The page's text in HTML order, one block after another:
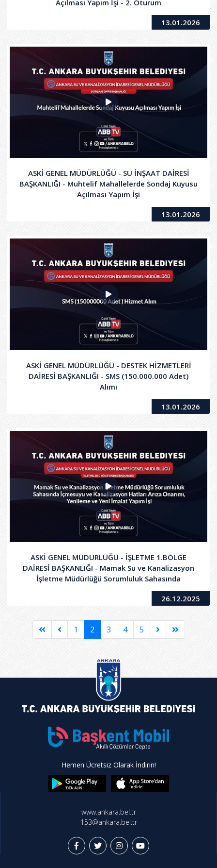
Açılması Yapım İşi - 2. Oturum
13.01.2026
ASKİ GENEL MÜDÜRLÜĞÜ - SU İNŞAAT DAİRESİ
BAŞKANLIĞI - Muhtelif Mahallelerde Sondaj Kuyusu
Açılması Yapım İşi
13.01.2026
ASKİ GENEL MÜDÜRLÜĞÜ - DESTEK HİZMETLERİ
DAİRESİ BAŞKANLIĞI - SMS (150.000.000 Adet)
Alımı
13.01.2026
ASKİ GENEL MÜDÜRLÜĞÜ - İŞLETME 1.BÖLGE
DAİRESİ BAŞKANLIĞI - Mamak Su ve Kanalizasyon
İşletme Müdürlüğü Sorumluluk Sahasında
İçmesuyu ve Kanalizasyon Hatları Arıza Onarımı,
Yenileme ve Yeni İmalat Yapım İşi26.12.2025
1 2 3 4 5
Hemen Ücretsiz Olarak İndirin!
www.ankara.bel.tr
153@ankara.bel.tr